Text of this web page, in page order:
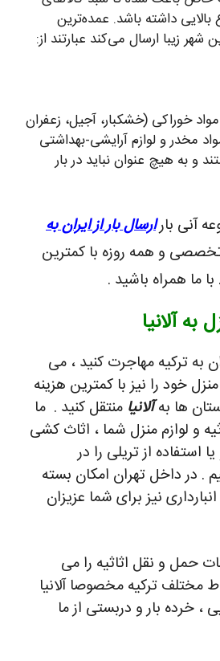
بالایی داشته باشد. عمده‌ترین
شهر زیبا ارسال می‌کند عبارتند از:
خوراکی (خشکبار، آجیل، زعفران
مخدر و لوازم آرایشی-بهداشتی
و به هیچ عنوان نباید در بار
آنی بارارسال بار از ایران به
و همه روزه با کمترین
ما همراه باشید .
به آلانیا
به ترکیه مهاجرت کنید ، می
منزل خود را نیز با کمترین هزینه
ها بهآلانیا منتقل کنید . ما
و لوازم منزل شما ، اثاث کشی
استفاده از تریلی را در
. در داخل تهران امکان بسته
نیز برای شما عزیزان
و نقل اثاثیه را می
مختلف ترکیه مخصوصا آلانیا
، خرده بار و دربستی از ما